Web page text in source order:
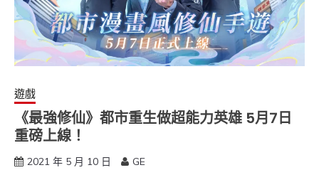
遊戲
《最強修仙》都市重生做超能力英雄 5月7日
重磅上線！
2021 年 5 月 10 日 GE